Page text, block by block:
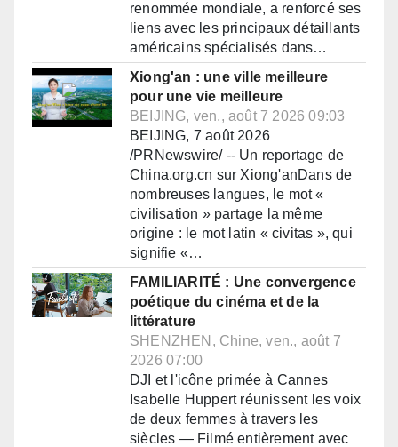
renommée mondiale, a renforcé ses
liens avec les principaux détaillants
américains spécialisés dans…
Xiong'an : une ville meilleure
pour une vie meilleure
BEIJING, ven., août 7 2026 09:03
BEIJING, 7 août 2026
/PRNewswire/ -- Un reportage de
China.org.cn sur Xiong'anDans de
nombreuses langues, le mot «
civilisation » partage la même
origine : le mot latin « civitas », qui
signifie «…
FAMILIARITÉ : Une convergence
poétique du cinéma et de la
littérature
SHENZHEN, Chine, ven., août 7
2026 07:00
DJI et l'icône primée à Cannes
Isabelle Huppert réunissent les voix
de deux femmes à travers les
siècles — Filmé entièrement avec